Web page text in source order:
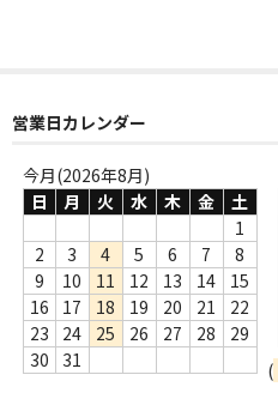
レア盤（1万円以上）
Webのみ no.1
Webのみ no.2
Webのみ no.3
Webのみ no.4
売り切れ
営業日カレンダー
今月(2026年8月)
日
月 火 水 木 金
土
1
2
3 4 5 6 7
8
9
10 11 12 13 14
15
16
17 18 19 20 21
22
23
24 25 26 27 28
29
30
31
(